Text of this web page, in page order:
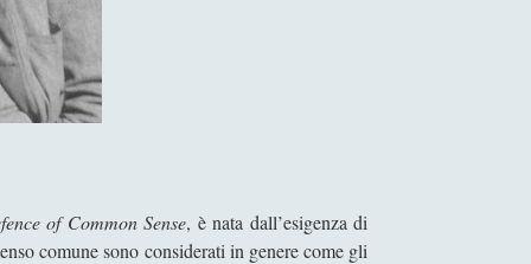
of Common Sense, è nata dall’esigenza di
comune sono considerati in genere come gli